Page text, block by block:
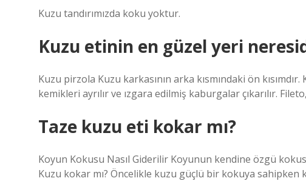
Kuzu tandırımızda koku yoktur.
Kuzu etinin en güzel yeri
Kuzu pirzola Kuzu karkasının arka kısmındaki ön
kemikleri ayrılır ve ızgara edilmiş kaburgalar çıkarılır.
Taze kuzu eti kokar mı?
Koyun Kokusu Nasıl Giderilir Koyunun kendine özgü
Kuzu kokar mı? Öncelikle kuzu güçlü bir kokuya